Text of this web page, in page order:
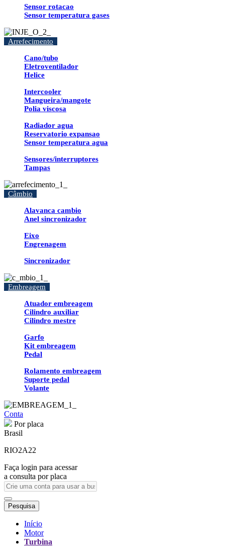
Sensor rotacao
Sensor temperatura gases
Arrefecimento
Cano/tubo
Eletroventilador
Helice
Intercooler
Mangueira/mangote
Polia viscosa
Radiador agua
Reservatorio expansao
Sensor temperatura agua
Sensores/interruptores
Tampas
Câmbio
Alavanca cambio
Anel sincronizador
Eixo
Engrenagem
Sincronizador
Embreagem
Atuador embreagem
Cilindro auxiliar
Cilindro mestre
Garfo
Kit embreagem
Pedal
Rolamento embreagem
Suporte pedal
Volante
Conta
Por placa
Brasil
RIO2A22
Faça login para acessar
a consulta por placa
Pesquisa
Início
Motor
Turbina